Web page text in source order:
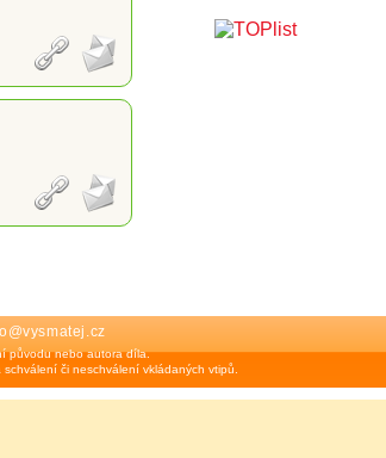
původu nebo autora díla.
či neschválení vkládaných vtipů.